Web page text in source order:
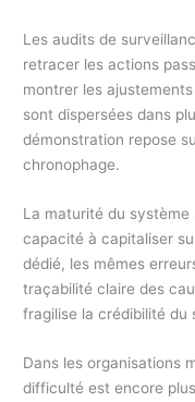
Les audits de
retracer les actions
montrer les
sont dispersées dans
démonstration repose
chronophage.
La maturité du système
capacité à capitaliser
dédié, les mêmes
traçabilité claire des
fragilise la crédibilité du
Dans les organisations
difficulté est encore